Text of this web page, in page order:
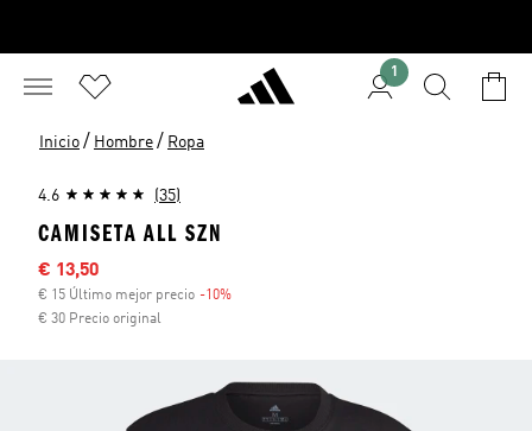
1
Inicio / Hombre / Ropa
4.6 (35)
CAMISETA ALL SZN
Precio rebajado
€ 13,50
€ 15 Último mejor precio -10%
€ 30 Precio original